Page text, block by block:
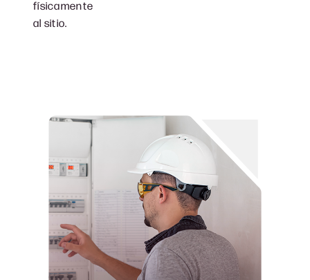
físicamente
al sitio.